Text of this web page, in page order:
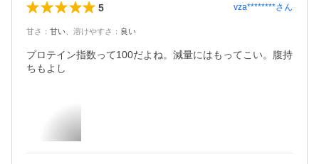
5 vza********さん
甘さ ： 甘い 溶けやすさ ： 良い
プロテイン指数って100だよね。減量にはもってこい。腹持
ちもよし